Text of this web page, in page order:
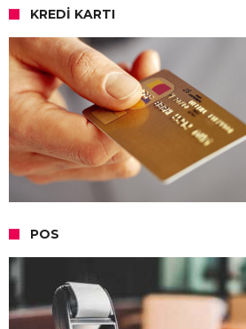
KREDI KARTI
POS